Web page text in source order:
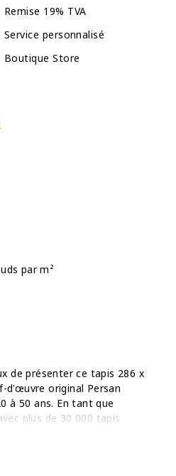
Remise 19% TVA
Service personnalisé
Boutique Store
par m²
de présenter ce tapis 286 x
d'œuvre original Persan
à 50 ans. En tant que
plus de 30 000 tapis
5 étoiles sur Trustpilot,
personnelle. Bien que nous